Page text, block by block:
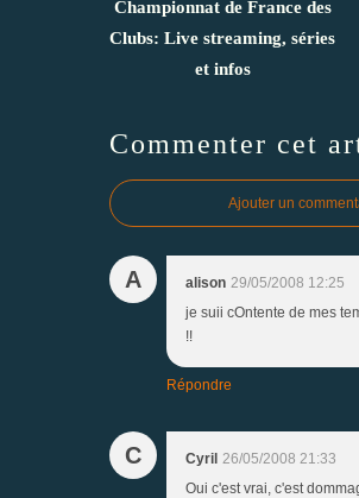
Championnat de France des
Clubs: Live streaming, séries
et infos
Commenter cet
Ajouter un
A alison 29/05/2008 12:25
je suii cOntente de mes
!!
Répondre
C Cyril 26/05/2008 21:33
Oui c'est vrai, c'est